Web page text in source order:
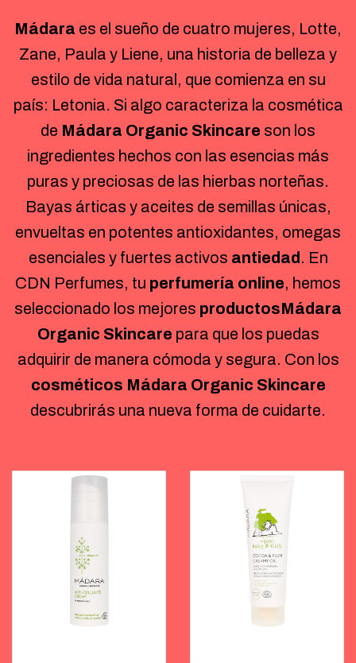
Mádara es el sueño de cuatro mujeres, Lotte,
Zane, Paula y Liene, una historia de belleza y
estilo de vida natural, que comienza en su
país: Letonia. Si algo caracteriza la cosmética
de Mádara Organic Skincare son los
ingredientes hechos con las esencias más
puras y preciosas de las hierbas norteñas.
Bayas árticas y aceites de semillas únicas,
envueltas en potentes antioxidantes, omegas
esenciales y fuertes activos antiedad . En
CDN Perfumes, tu perfumería online, hemos
seleccionado los mejores productosMádara
Organic Skincare para que los puedas
adquirir de manera cómoda y segura. Con los
cosméticos Mádara Organic Skincare
descubrirás una nueva forma de cuidarte.